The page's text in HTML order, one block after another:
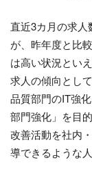
直近3カ月の求人
が、昨年度と比
は高い状況といえ
求人の傾向とし
品質部門のIT強
部門強化」を目
改善活動を社内
導できるような